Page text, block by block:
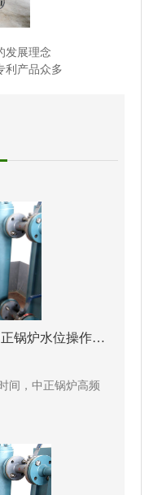
发展理念
利产品众多
大同卧式燃气蒸汽锅炉节能吗,中正锅炉水位操作详解
间，中正锅炉高频